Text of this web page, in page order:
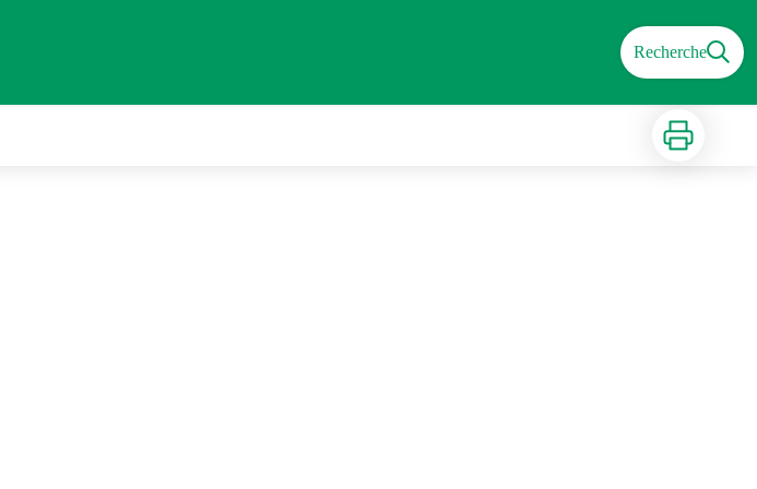
Recherche
Imprimer